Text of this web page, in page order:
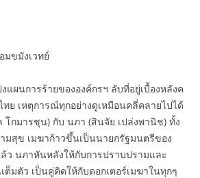
มขมังเวทย์
แผนการร้ายขององค์กรฯ ลับที่อยู่เบื้องหลังค
ทย เหตุการณ์ทุกอย่างดูเหมือนคลี่คลายไปได้
โกมารชุน) กับ นภา (สินจัย เปล่งพานิช) ทั้ง
มสุข เมฆาก้าวขึ้นเป็นนายกรัฐมนตรีของ
ล้ว นภาหันหลังให้กับการปราบปรามและ
มตัว เป็นคู่คิดให้กับดอกเตอร์เมฆาในทุกๆ